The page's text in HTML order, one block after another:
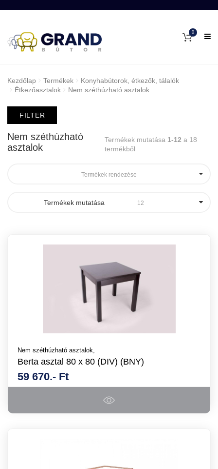
0
Kezdőlap Termékek
Konyhabútorok, étkezők, tálalók
Étkezőasztalok
Nem széthúzható asztalok
FILTER
Nem széthúzható
asztalok
Termékek mutatása 1-12 a 18
termékből
Termékek rendezése
Termékek mutatása 12
Nem széthúzható asztalok,
Berta asztal 80 x 80 (DIV) (BNY)
59 670.- Ft